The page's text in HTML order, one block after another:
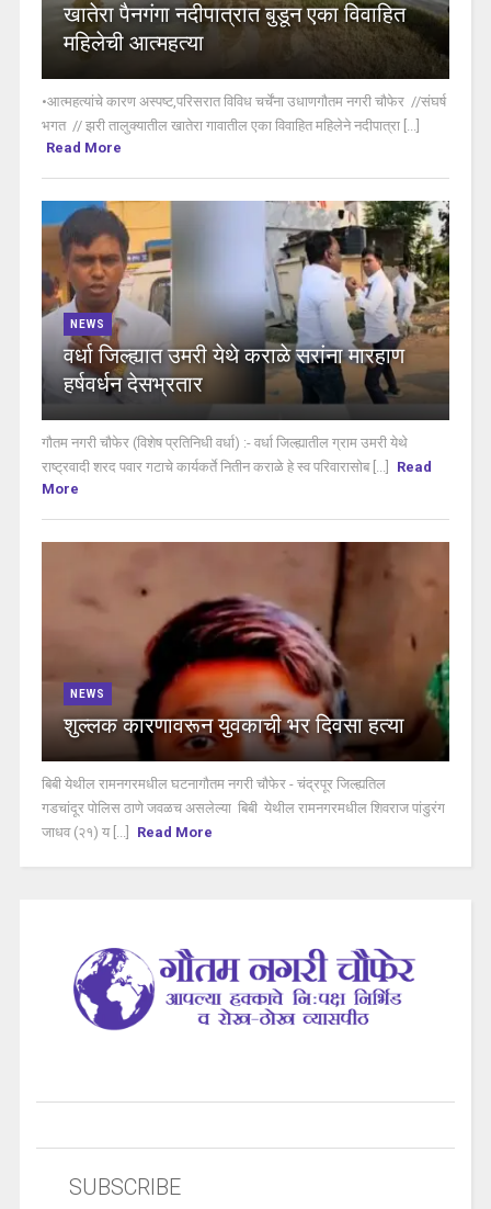
खातेरा पैनगंगा नदीपात्रात बुडून एका विवाहित
महिलेची आत्महत्या
•आत्महत्यांचे कारण अस्पष्ट,परिसरात विविध चर्चेंना उधाणगौतम नगरी चौफेर //संघर्ष
भगत // झरी तालुक्यातील खातेरा गावातील एका विवाहित महिलेने नदीपात्रा [...]
Read More
NEWS
वर्धा जिल्ह्यात उमरी येथे कराळे सरांना मारहाण
हर्षवर्धन देसभ्रतार
गौतम नगरी चौफेर (विशेष प्रतिनिधी वर्धा) :- वर्धा जिल्ह्यातील ग्राम उमरी येथे
राष्ट्रवादी शरद पवार गटाचे कार्यकर्ते नितीन कराळे हे स्व परिवारासोब [...]
Read
More
NEWS
शुल्लक कारणावरून युवकाची भर दिवसा हत्या
बिबी येथील रामनगरमधील घटनागौतम नगरी चौफेर - चंद्रपूर जिल्ह्यतिल
गडचांदूर पोलिस ठाणे जवळच असलेल्या बिबी येथील रामनगरमधील शिवराज पांडुरंग
जाधव (२१) य [...]
Read More
SUBSCRIBE